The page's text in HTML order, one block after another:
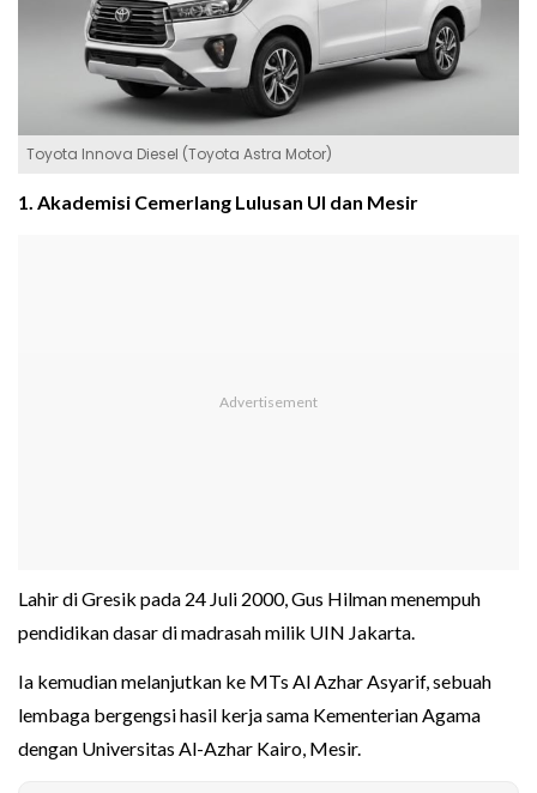
Toyota Innova Diesel (Toyota Astra Motor)
1. Akademisi Cemerlang Lulusan UI dan Mesir
Lahir di Gresik pada 24 Juli 2000, Gus Hilman menempuh
pendidikan dasar di madrasah milik UIN Jakarta.
Ia kemudian melanjutkan ke MTs Al Azhar Asyarif, sebuah
lembaga bergengsi hasil kerja sama Kementerian Agama
dengan Universitas Al-Azhar Kairo, Mesir.